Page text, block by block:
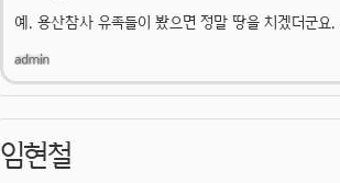
예. 용산참사 유족들이 봤으면 정말 땅을 치겠더군
임현철